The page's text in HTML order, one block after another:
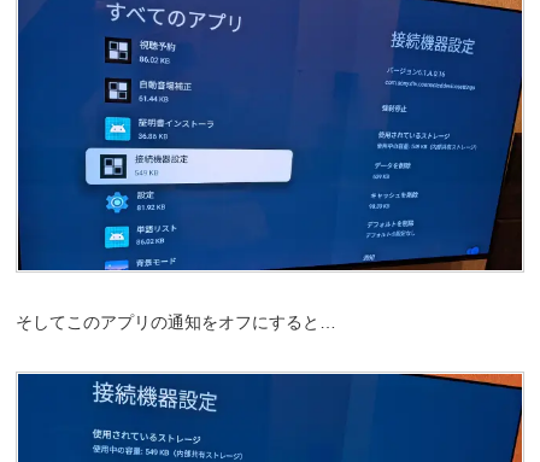
そしてこのアプリの通知をオフにすると…